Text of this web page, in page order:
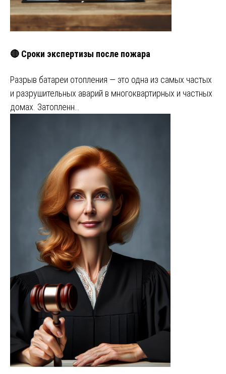
🔴 Сроки экспертизы после пожара
Разрыв батареи отопления — это одна из самых частых
и разрушительных аварий в многоквартирных и частных
домах. Затопленн…